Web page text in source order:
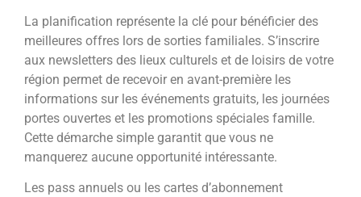
La planification représente la clé pour bénéficier des
meilleures offres lors de sorties familiales. S’inscrire
aux newsletters des lieux culturels et de loisirs de votre
région permet de recevoir en avant-première les
informations sur les événements gratuits, les journées
portes ouvertes et les promotions spéciales famille.
Cette démarche simple garantit que vous ne
manquerez aucune opportunité intéressante.
Les pass annuels ou les cartes d’abonnement